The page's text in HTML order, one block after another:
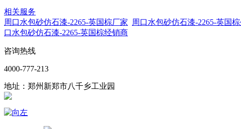
相关服务
周口水包砂仿石漆-2265-英国棕厂家
周口水包砂仿石漆-2265-英国
口水包砂仿石漆-2265-英国棕经销商
咨询热线
4000-777-213
地址：郑州新郑市八千乡工业园